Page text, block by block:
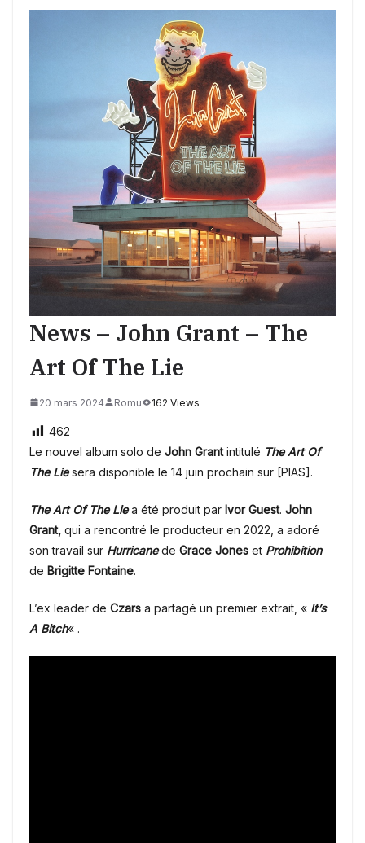
News – John Grant – The
Art Of The Lie
20 mars 2024 Romu 162 Views
462
Le nouvel album solo de John Grantintitulé The Art Of
The Liesera disponible le 14 juin prochain sur [PIAS].
The Art Of The Liea été produit par Ivor Guest. John
Grant, qui a rencontré le producteur en 2022, a adoré
son travail sur Hurricanede Grace Jones et Prohibition
de Brigitte Fontaine.
L’ex leader de Czars a partagé un premier extrait, « It’s
A Bitch« .